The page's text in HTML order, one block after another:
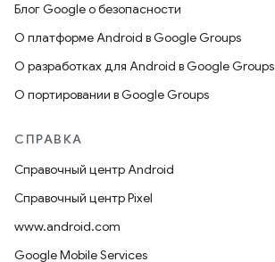
Блог Google о безопасности
О платформе Android в Google Groups
О разработках для Android в Google Groups
О портировании в Google Groups
СПРАВКА
Справочный центр Android
Справочный центр Pixel
www.android.com
Google Mobile Services